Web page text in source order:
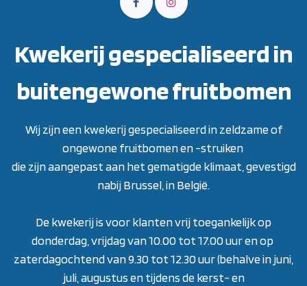
Kwekerij gespecialiseerd in
buitengewone fruitbomen
Wij zijn een kwekerij gespecialiseerd in zeldzame of
ongewone fruitbomen en -struiken
die zijn aangepast aan het gematigde klimaat, gevestigd
nabij Brussel, in België.
De kwekerij is voor klanten vrij toegankelijk op
donderdag, vrijdag van 10.00 tot 17.00 uur en op
zaterdagochtend van 9.30 tot 12.30 uur (behalve in juni,
juli, augustus en tijdens de kerst- en